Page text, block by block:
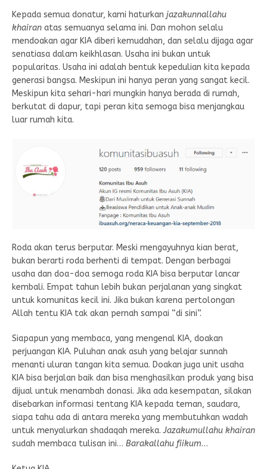
Kepada semua donatur, kami haturkan jazakunnallahu
khairan atas semuanya selama ini. Dan mohon selalu
mendoakan agar KIA diberi kemudahan, dan selalu dijaga agar
senatiasa dalam keikhlasan. Usaha ini bukan untuk
popularitas. Usaha ini adalah bentuk kepedulian kita kepada
generasi bangsa. Meskipun ini hanya peran yang sangat kecil.
Meskipun kita sehari-hari mungkin hanya berada di rumah,
berkutat di dapur, tapi peran kita semoga bisa menjangkau
luar rumah kita.
Roda akan terus berputar. Meski mengayuhnya kian berat,
bukan berarti roda berhenti di tempat. Dengan berbagai
usaha dan doa-doa semoga roda KIA bisa berputar lancar
kembali. Empat tahun lebih bukan perjalanan yang singkat
untuk komunitas kecil ini. Jika bukan karena pertolongan
Allah tentu KIA tak akan pernah sampai “di sini”.
Siapapun yang membaca, yang mengenal KIA, doakan
perjuangan KIA. Puluhan anak asuh yang belajar sunnah
menanti uluran tangan kita semua. Doakan juga unit usaha
KIA bisa berjalan baik dan bisa menghasilkan produk yang bisa
dijual untuk menambah donasi. Jika ada kesempatan, silakan
disebarkan informasi tentang KIA kepada teman, saudara,
siapa tahu ada di antara mereka yang membutuhkan wadah
untuk menyalurkan shadaqah mereka.Jazakumullahu khairan
sudah membaca tulisan ini… Barakallahu fiikum…